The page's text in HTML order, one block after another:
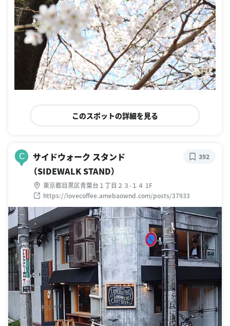
このスポットの詳細を見る
C
サイドウォーク スタンド
（SIDEWALK STAND）
東京都目黒区青葉台１丁目２３-１４ 1F
https://lovecoffee.amebaownd.com/posts/37933
392